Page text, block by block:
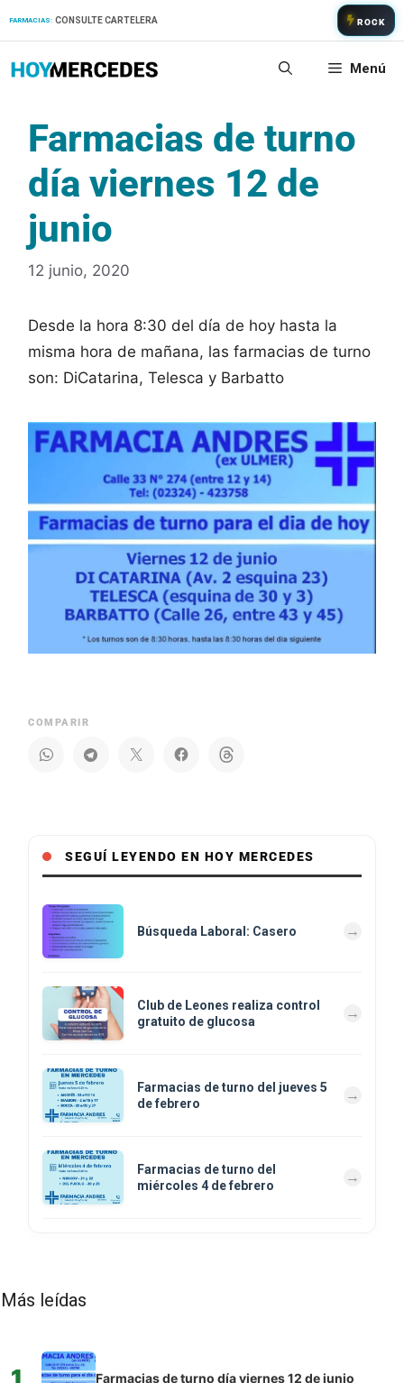
FARMACIAS: CONSULTE CARTELERA ROCK
Menú
Farmacias de turno
día viernes 12 de
junio
12 junio, 2020
Desde la hora 8:30 del día de hoy hasta la
misma hora de mañana, las farmacias de turno
son: DiCatarina, Telesca y Barbatto
COMPARIR
SEGUÍ LEYENDO EN HOY MERCEDES
Búsqueda Laboral: Casero
Club de Leones realiza control
gratuito de glucosa
Farmacias de turno del jueves 5
de febrero
Farmacias de turno del
miércoles 4 de febrero
Más leídas
Farmacias de turno día viernes 12 de junio